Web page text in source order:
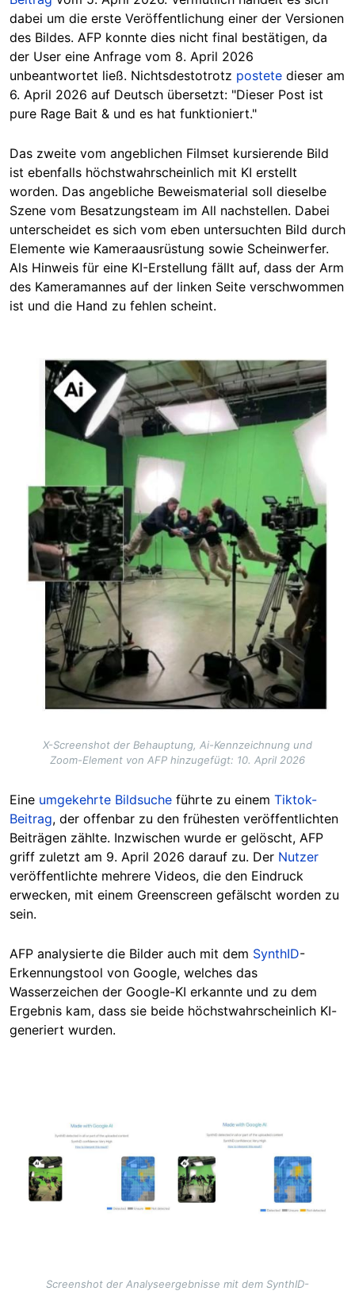
dabei um die erste Veröffentlichung einer der Versionen
des Bildes. AFP konnte dies nicht final bestätigen, da
der User eine Anfrage vom 8. April 2026
unbeantwortet ließ. Nichtsdestotrotz postete dieser am
6. April 2026 auf Deutsch übersetzt: "Dieser Post ist
pure Rage Bait & und es hat funktioniert."
Das zweite vom angeblichen Filmset kursierende Bild
ist ebenfalls höchstwahrscheinlich mit KI erstellt
worden. Das angebliche Beweismaterial soll dieselbe
Szene vom Besatzungsteam im All nachstellen. Dabei
unterscheidet es sich vom eben untersuchten Bild durch
Elemente wie Kameraausrüstung sowie Scheinwerfer.
Als Hinweis für eine KI-Erstellung fällt auf, dass der Arm
des Kameramannes auf der linken Seite verschwommen
ist und die Hand zu fehlen scheint.
Image
X-Screenshot der Behauptung, Ai-Kennzeichnung und
Zoom-Element von AFP hinzugefügt: 10. April 2026
Eine umgekehrte Bildsuche führte zu einem Tiktok-
Beitrag, der offenbar zu den frühesten veröffentlichten
Beiträgen zählte. Inzwischen wurde er gelöscht, AFP
griff zuletzt am 9. April 2026 darauf zu. Der Nutzer
veröffentlichte mehrere Videos, die den Eindruck
erwecken, mit einem Greenscreen gefälscht worden zu
sein.
AFP analysierte die Bilder auch mit dem SynthID-
Erkennungstool von Google, welches das
Wasserzeichen der Google-KI erkannte und zu dem
Ergebnis kam, dass sie beide höchstwahrscheinlich KI-
generiert wurden.
Screenshot der Analyseergebnisse mit dem SynthID-